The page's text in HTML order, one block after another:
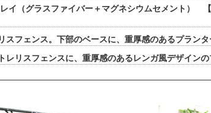
レイ（グラスファイバー＋マグネシウムセメント
スフェンス。下部のベースに、重厚感のあるプランタ
レリスフェンスに、重厚感のあるレンガ風デザインの